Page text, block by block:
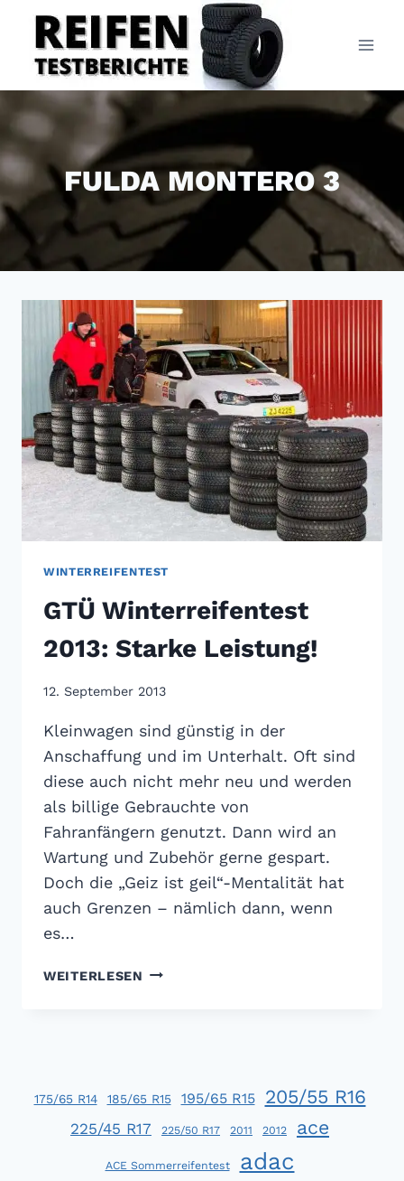
Inhalt
springen
FULDA MONTERO 3
WINTERREIFENTEST
GTÜ Winterreifentest
2013: Starke Leistung!
12. September 2013
Kleinwagen sind günstig in der
Anschaffung und im Unterhalt. Oft sind
diese auch nicht mehr neu und werden
als billige Gebrauchte von
Fahranfängern genutzt. Dann wird an
Wartung und Zubehör gerne gespart.
Doch die „Geiz ist geil“-Mentalität hat
auch Grenzen – nämlich dann, wenn
es…
WEITERLESEN GTÜ
175/65 R14 185/65 R15 195/65 R15 205/55 R16
225/45 R17 225/50 R17 2011 2012 ace
ACE Sommerreifentest adac